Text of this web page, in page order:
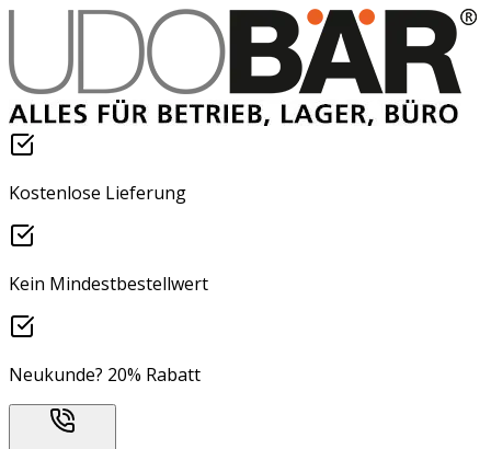
Kostenlose Lieferung
Kein Mindestbestellwert
Neukunde? 20% Rabatt